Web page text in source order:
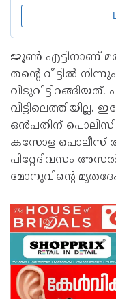
ജൂണ്‍ എട്ടിനാണ്
തന്റെ വീട്ടില്‍
ഒൻപതിന്
കസോള പൊലീസ്
പിറ്റേദിവസം
മോനുവിന്റെ